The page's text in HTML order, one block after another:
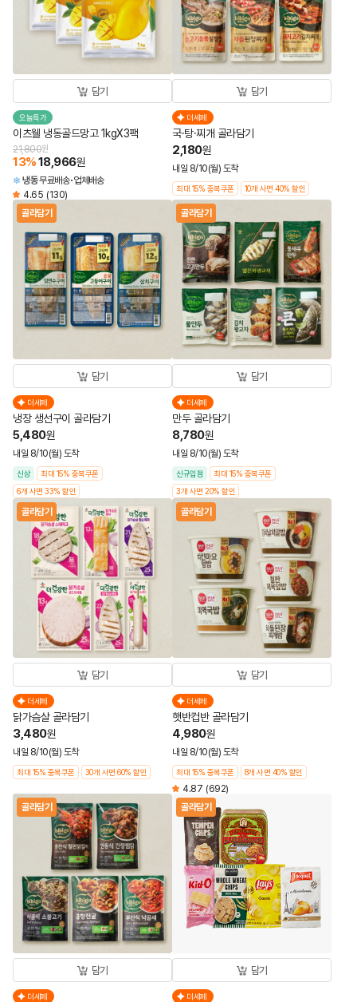
담기
오늘특가
이츠웰 냉동골드망고 1kgX3팩
21,800원
13%18,966원
냉동무료배송 업체배송
4.65 (130)
담기
더세페
국·탕·찌개 골라담기
2,180원
내일 8/10(월) 도착
최대 15% 중복쿠폰 10개 사면 40% 할인
골라담기
담기
더세페
냉장 생선구이 골라담기
5,480원
내일 8/10(월) 도착
신상
최대 15% 중복쿠폰
6개 사면 33% 할인
골라담기
담기
더세페
만두 골라담기
8,780원
내일 8/10(월) 도착
신규입점
최대 15% 중복쿠폰
3개 사면 20% 할인
골라담기
담기
더세페
닭가슴살 골라담기
3,480원
내일 8/10(월) 도착
최대 15% 중복쿠폰 30개 사면 60% 할인
골라담기
담기
더세페
햇반컵반 골라담기
4,980원
내일 8/10(월) 도착
최대 15% 중복쿠폰 8개 사면 40% 할인
4.87 (692)
골라담기
담기
더세페
골라담기
담기
더세페